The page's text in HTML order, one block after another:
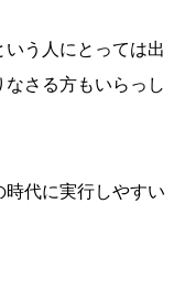
う人にとっては出
さる方もいらっし
代に実行しやすい